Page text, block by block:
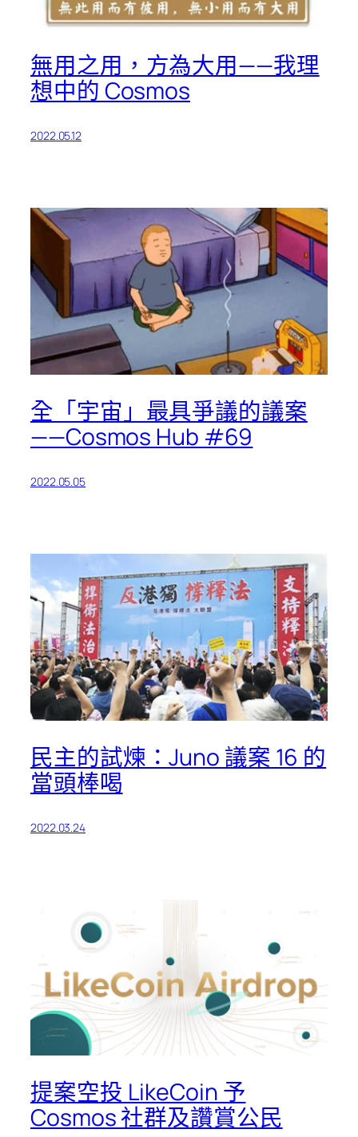
無用之用，方為大用——我理
想中的 Cosmos
2022.05.12
全「宇宙」最具爭議的議案
——Cosmos Hub #69
2022.05.05
民主的試煉：Juno 議案 16 的
當頭棒喝
2022.03.24
提案空投 LikeCoin 予
Cosmos 社群及讚賞公民